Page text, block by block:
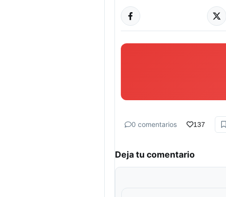
0 comentarios 137
Deja tu comentario